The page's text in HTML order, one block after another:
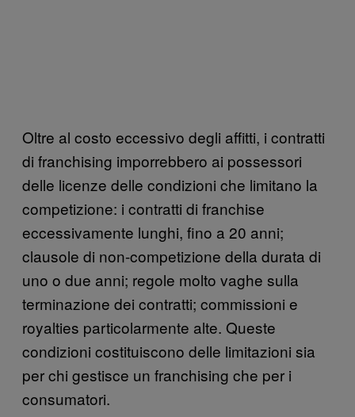
Oltre al costo eccessivo degli affitti, i contratti
di franchising imporrebbero ai possessori
delle licenze delle condizioni che limitano la
competizione: i contratti di franchise
eccessivamente lunghi, fino a 20 anni;
clausole di non-competizione della durata di
uno o due anni; regole molto vaghe sulla
terminazione dei contratti; commissioni e
royalties particolarmente alte. Queste
condizioni costituiscono delle limitazioni sia
per chi gestisce un franchising che per i
consumatori.